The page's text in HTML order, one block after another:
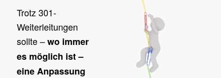
Trotz 301-
Weiterleitungen
sollte –wo immer
es möglich ist –
eine Anpassung